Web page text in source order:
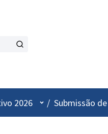
2026 Menu de utilizador
/ Submissão